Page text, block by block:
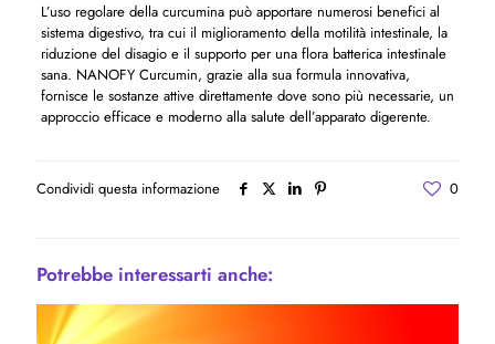
L’uso regolare della curcumina può apportare numerosi benefici al
sistema digestivo, tra cui il miglioramento della motilità intestinale, la
riduzione del disagio e il supporto per una flora batterica intestinale
sana. NANOFY Curcumin, grazie alla sua formula innovativa,
fornisce le sostanze attive direttamente dove sono più necessarie, un
approccio efficace e moderno alla salute dell’apparato digerente.
Condividi questa informazione 0
Potrebbe interessarti anche: